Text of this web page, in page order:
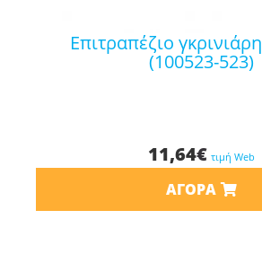
επιτραπέζιο γκρινιάρης-φιδάκι
(100523-523)
11,64€ τιμή Web
ΑΓΟΡΆ